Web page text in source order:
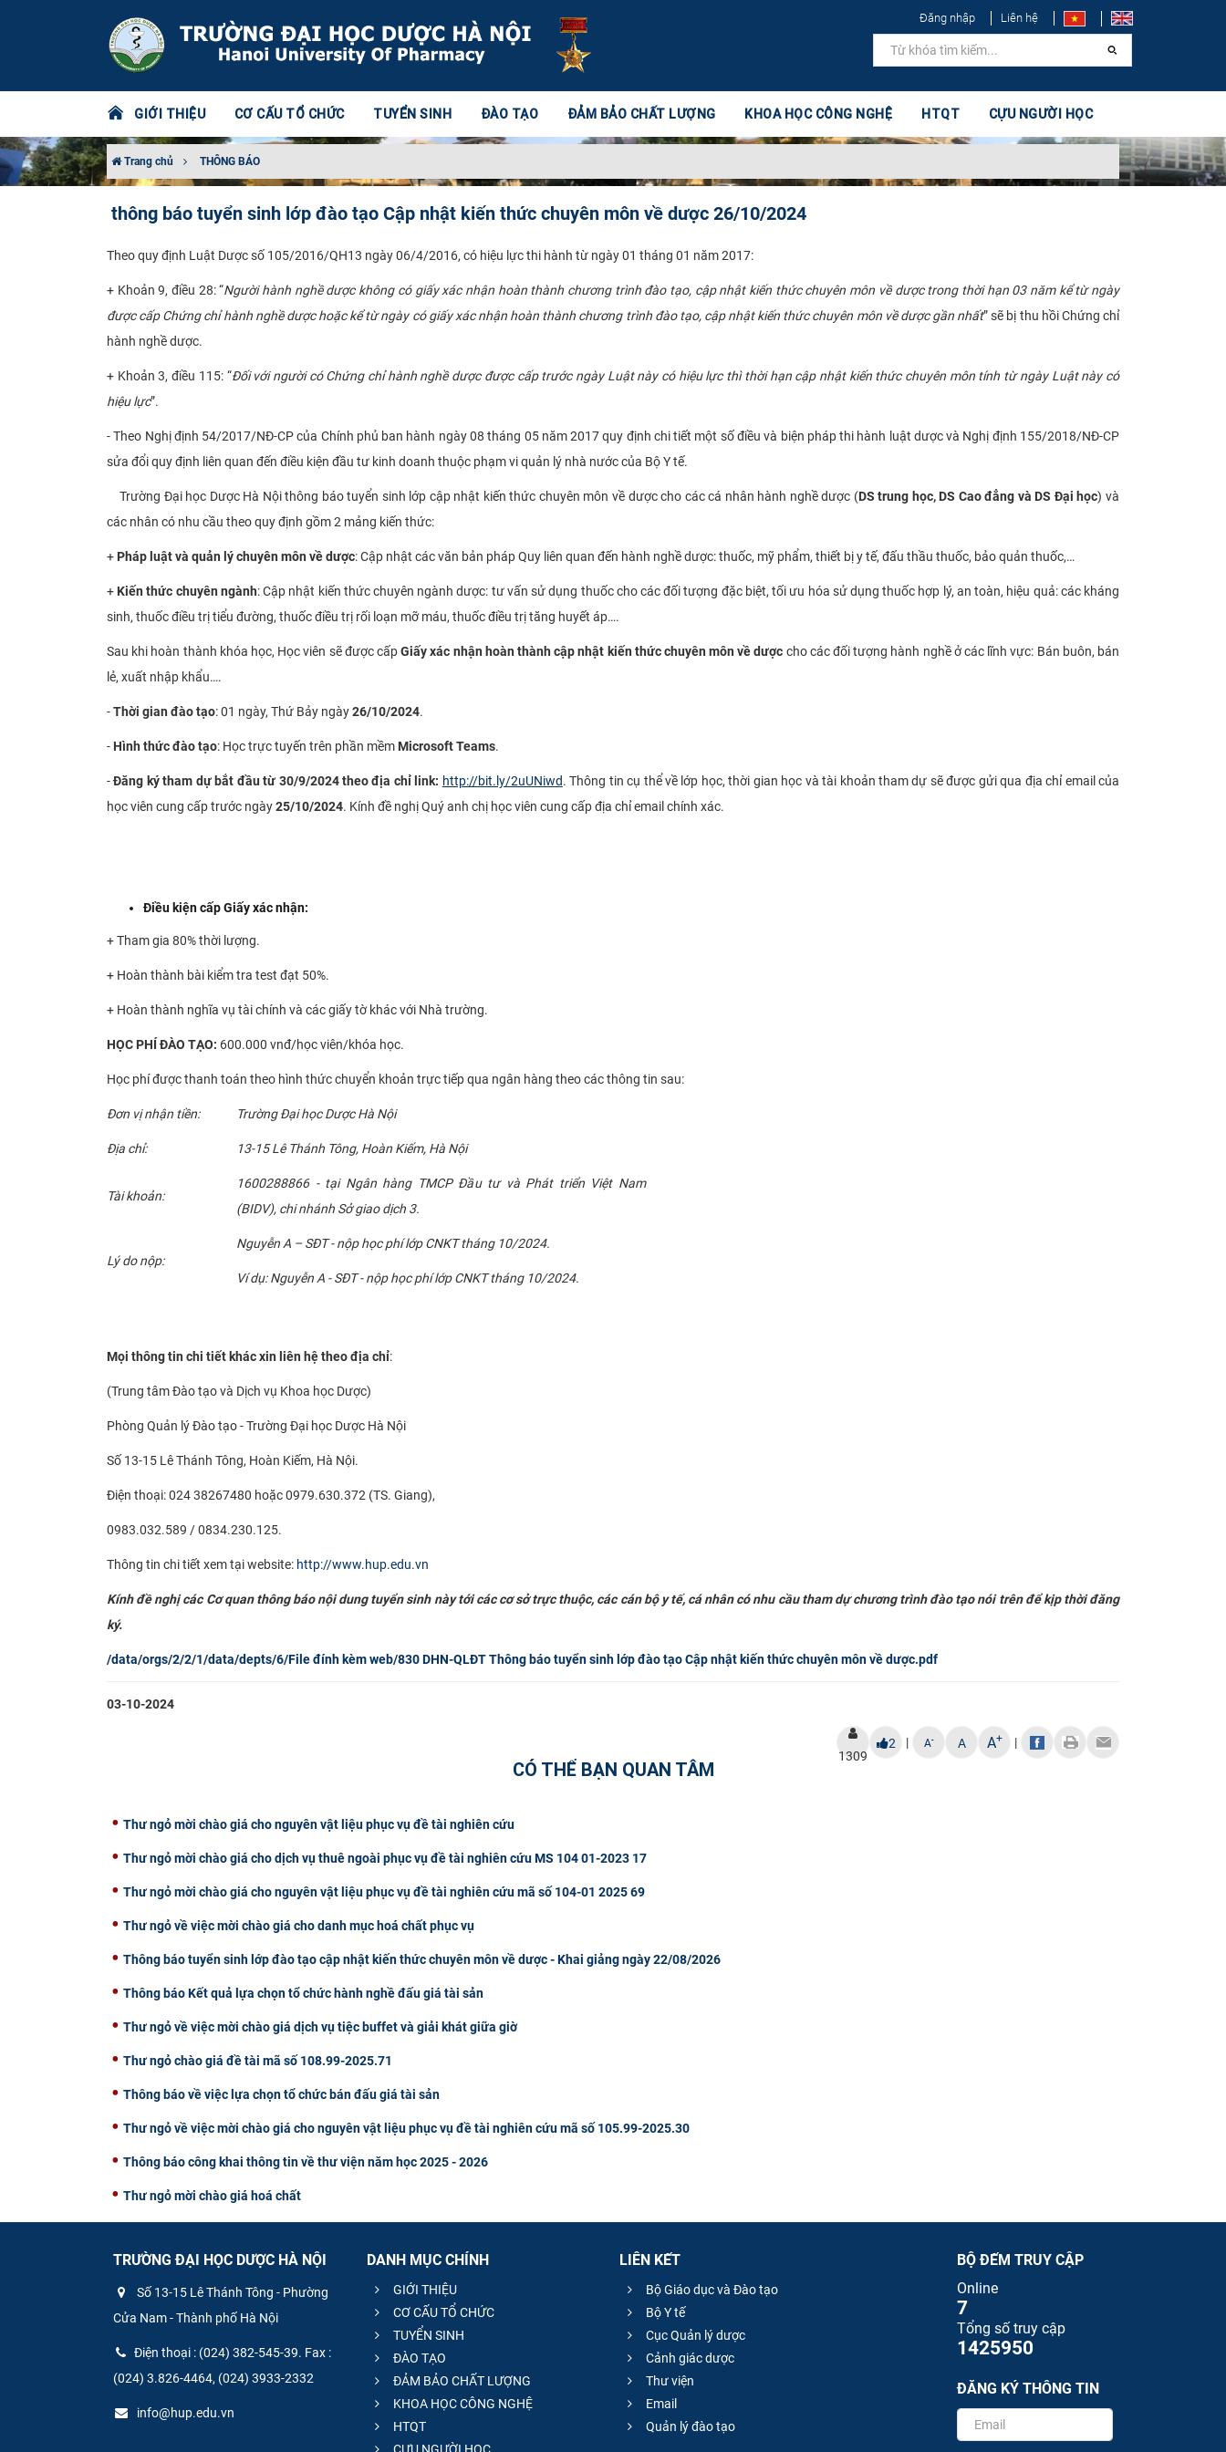
Đăng nhập Liên hệ
GIỚI THIỆU CƠ CẤU TỔ CHỨC TUYỂN SINH ĐÀO TẠO ĐẢM BẢO CHẤT LƯỢNG KHOA HỌC CÔNG NGHỆ HTQT CỰU NGƯỜI HỌC
Trang chủ THÔNG BÁO
thông báo tuyển sinh lớp đào tạo Cập nhật kiến thức chuyên môn về dược 26/10/2024
Theo quy định Luật Dược số 105/2016/QH13 ngày 06/4/2016, có hiệu lực thi hành từ ngày 01 tháng 01 năm 2017:
+ Khoản 9, điều 28: “Người hành nghề dược không có giấy xác nhận hoàn thành chương trình đào tạo, cập nhật kiến thức chuyên môn về dược trong thời hạn 03 năm kể từ ngày
được cấp Chứng chỉ hành nghề dược hoặc kể từ ngày có giấy xác nhận hoàn thành chương trình đào tạo, cập nhật kiến thức chuyên môn về dược gần nhất” sẽ bị thu hồi Chứng chỉ
hành nghề dược.
+ Khoản 3, điều 115: “Đối với người có Chứng chỉ hành nghề dược được cấp trước ngày Luật này có hiệu lực thì thời hạn cập nhật kiến thức chuyên môn tính từ ngày Luật này có
hiệu lực”.
- Theo Nghị định 54/2017/NĐ-CP của Chính phủ ban hành ngày 08 tháng 05 năm 2017 quy định chi tiết một số điều và biện pháp thi hành luật dược và Nghị định 155/2018/NĐ-CP
sửa đổi quy định liên quan đến điều kiện đầu tư kinh doanh thuộc phạm vi quản lý nhà nước của Bộ Y tế.
Trường Đại học Dược Hà Nội thông báo tuyển sinh lớp cập nhật kiến thức chuyên môn về dược cho các cá nhân hành nghề dược (DS trung học, DS Cao đẳng và DS Đại học) và
các nhân có nhu cầu theo quy định gồm 2 mảng kiến thức:
+ Pháp luật và quản lý chuyên môn về dược: Cập nhật các văn bản pháp Quy liên quan đến hành nghề dược: thuốc, mỹ phẩm, thiết bị y tế, đấu thầu thuốc, bảo quản thuốc,…
+ Kiến thức chuyên ngành: Cập nhật kiến thức chuyên ngành dược: tư vấn sử dụng thuốc cho các đối tượng đặc biệt, tối ưu hóa sử dụng thuốc hợp lý, an toàn, hiệu quả: các kháng
sinh, thuốc điều trị tiểu đường, thuốc điều trị rối loạn mỡ máu, thuốc điều trị tăng huyết áp….
Sau khi hoàn thành khóa học, Học viên sẽ được cấpGiấy xác nhận hoàn thành cập nhật kiến thức chuyên môn về dược cho các đối tượng hành nghề ở các lĩnh vực: Bán buôn, bán
lẻ, xuất nhập khẩu….
-Thời gian đào tạo: 01 ngày, Thứ Bảy ngày26/10/2024.
- Hình thức đào tạo: Học trực tuyến trên phần mềm Microsoft Teams.
-Đăng ký tham dự bắt đầu từ 30/9/2024 theo địa chỉ link: http://bit.ly/2uUNiwd. Thông tin cụ thể về lớp học, thời gian học và tài khoản tham dự sẽ được gửi qua địa chỉ email của
học viên cung cấp trước ngày25/10/2024. Kính đề nghị Quý anh chị học viên cung cấp địa chỉ email chính xác.
Điều kiện cấp Giấy xác nhận:
+ Tham gia 80% thời lượng.
+ Hoàn thành bài kiểm tra test đạt 50%.
+ Hoàn thành nghĩa vụ tài chính và các giấy tờ khác với Nhà trường.
HỌC PHÍ ĐÀO TẠO: 600.000 vnđ/học viên/khóa học.
Học phí được thanh toán theo hình thức chuyển khoản trực tiếp qua ngân hàng theo các thông tin sau:
Đơn vị nhận tiền: Trường Đại học Dược Hà Nội
Địa chỉ: 13-15 Lê Thánh Tông, Hoàn Kiếm, Hà Nội
Tài khoản:
1600288866 - tại Ngân hàng TMCP Đầu tư và Phát triển Việt Nam
(BIDV), chi nhánh Sở giao dịch 3.
Lý do nộp:
Nguyễn A – SĐT - nộp học phí lớp CNKT tháng 10/2024.
Ví dụ: Nguyễn A - SĐT - nộp học phí lớp CNKT tháng 10/2024.
Mọi thông tin chi tiết khác xin liên hệ theo địa chỉ:
(Trung tâm Đào tạo và Dịch vụ Khoa học Dược)
Phòng Quản lý Đào tạo - Trường Đại học Dược Hà Nội
Số 13-15 Lê Thánh Tông, Hoàn Kiếm, Hà Nội.
Điện thoại: 024 38267480 hoặc 0979.630.372 (TS. Giang),
0983.032.589 / 0834.230.125.
Thông tin chi tiết xem tại website: http://www.hup.edu.vn
Kính đề nghị các Cơ quan thông báo nội dung tuyển sinh này tới các cơ sở trực thuộc, các cán bộ y tế, cá nhân có nhu cầu tham dự chương trình đào tạo nói trên để kịp thời đăng
ký.
/data/orgs/2/2/1/data/depts/6/File đính kèm web/830 DHN-QLĐT Thông báo tuyển sinh lớp đào tạo Cập nhật kiến thức chuyên môn về dược.pdf
03-10-2024
1309
2 | A- A A+ |
CÓ THỂ BẠN QUAN TÂM
Thư ngỏ mời chào giá cho nguyên vật liệu phục vụ đề tài nghiên cứu
Thư ngỏ mời chào giá cho dịch vụ thuê ngoài phục vụ đề tài nghiên cứu MS 104 01-2023 17
Thư ngỏ mời chào giá cho nguyên vật liệu phục vụ đề tài nghiên cứu mã số 104-01 2025 69
Thư ngỏ về việc mời chào giá cho danh mục hoá chất phục vụ
Thông báo tuyển sinh lớp đào tạo cập nhật kiến thức chuyên môn về dược - Khai giảng ngày 22/08/2026
Thông báo Kết quả lựa chọn tổ chức hành nghề đấu giá tài sản
Thư ngỏ về việc mời chào giá dịch vụ tiệc buffet và giải khát giữa giờ
Thư ngỏ chào giá đề tài mã số 108.99-2025.71
Thông báo về việc lựa chọn tổ chức bán đấu giá tài sản
Thư ngỏ về việc mời chào giá cho nguyên vật liệu phục vụ đề tài nghiên cứu mã số 105.99-2025.30
Thông báo công khai thông tin về thư viện năm học 2025 - 2026
Thư ngỏ mời chào giá hoá chất
TRƯỜNG ĐẠI HỌC DƯỢC HÀ NỘI
Số 13-15 Lê Thánh Tông - Phường
Cửa Nam - Thành phố Hà Nội
Điện thoại : (024) 382-545-39. Fax :
(024) 3.826-4464, (024) 3933-2332
info@hup.edu.vn
DANH MỤC CHÍNH
GIỚI THIỆU
CƠ CẤU TỔ CHỨC
TUYỂN SINH
ĐÀO TẠO
ĐẢM BẢO CHẤT LƯỢNG
KHOA HỌC CÔNG NGHỆ
HTQT
LIÊN KẾT
Bộ Giáo dục và Đào tạo
Bộ Y tế
Cục Quản lý dược
Cảnh giác dược
Thư viện
Email
Quản lý đào tạo
BỘ ĐẾM TRUY CẬP
Online
7
Tổng số truy cập
1425950
ĐĂNG KÝ THÔNG TIN